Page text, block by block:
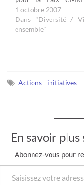
Antenne de Lille
TEMPS
S’ENTENDRE... Jeudi
juifs,
1 octobre 2007
Dans "Diversité /
ensemble"
Actions - initiatives
En savoir
Abonnez-vous pour
Saisissez votre adresse